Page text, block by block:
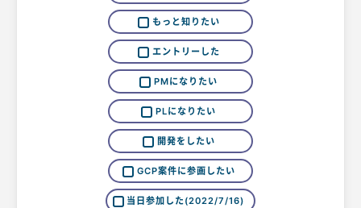
もっと知りたい
エントリーした
PMになりたい
PLになりたい
開発をしたい
GCP案件に参画したい
当日参加した(2022/7/16)